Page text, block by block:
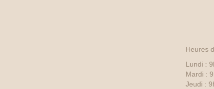
Heures
Lundi :
Mardi :
Jeudi :